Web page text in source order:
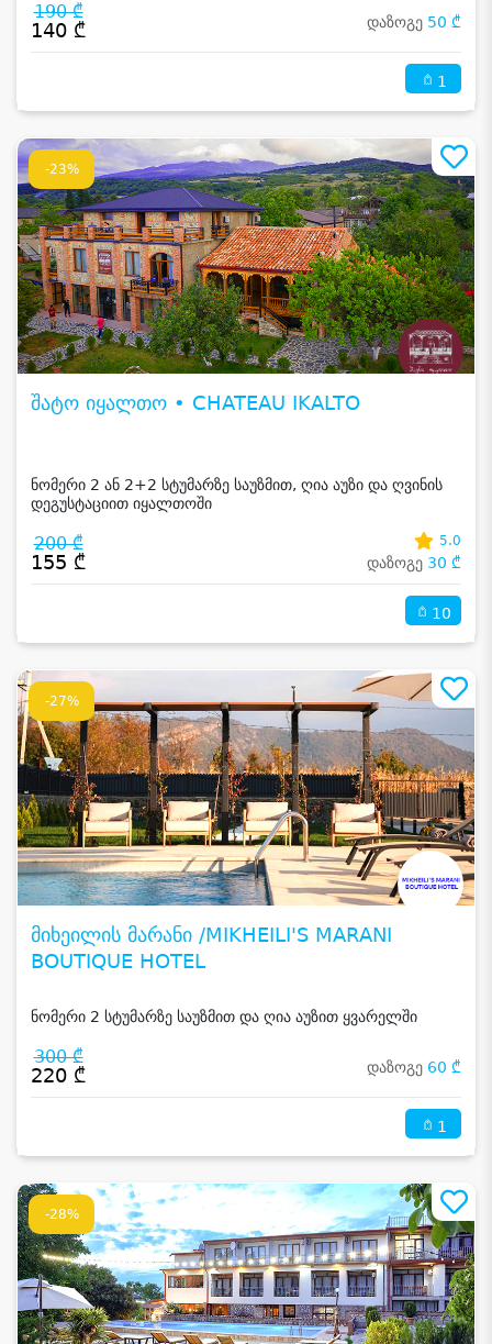
190 ₾
140 ₾ დაზოგე 50 ₾
1
-23%
შატო იყალთო • CHATEAU IKALTO
ნომერი 2 ან 2+2 სტუმარზე საუზმით, ღია აუზი და ღვინის
დეგუსტაციით იყალთოში
200 ₾
155 ₾
5.0
დაზოგე 30 ₾
10
-27%
მიხეილის მარანი /MIKHEILI'S MARANI
BOUTIQUE HOTEL
ნომერი 2 სტუმარზე საუზმით და ღია აუზით ყვარელში
300 ₾
220 ₾ დაზოგე 60 ₾
1
-28%